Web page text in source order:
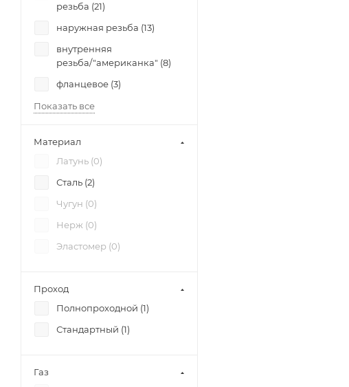
резьба (21)
наружная резьба (13)
внутренняя
резьба/"американка" (8)
фланцевое (3)
Показать все
Материал
Латунь (0)
Сталь (2)
Чугун (0)
Нерж (0)
Эластомер (0)
Проход
Полнопроходной (1)
Стандартный (1)
Газ